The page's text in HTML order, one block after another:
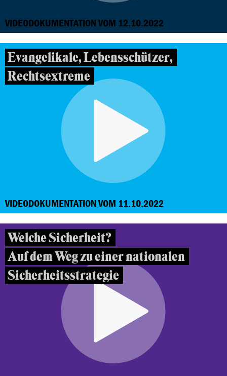
VIDEODOKUMENTATION VOM 12.10.2022
Evangelikale, Lebensschützer,
Rechtsextreme
VIDEODOKUMENTATION VOM 11.10.2022
Welche Sicherheit?
Auf dem Weg zu einer nationalen
Sicherheitsstrategie